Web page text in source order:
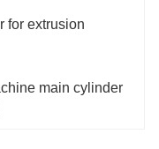
for extrusion
main cylinder